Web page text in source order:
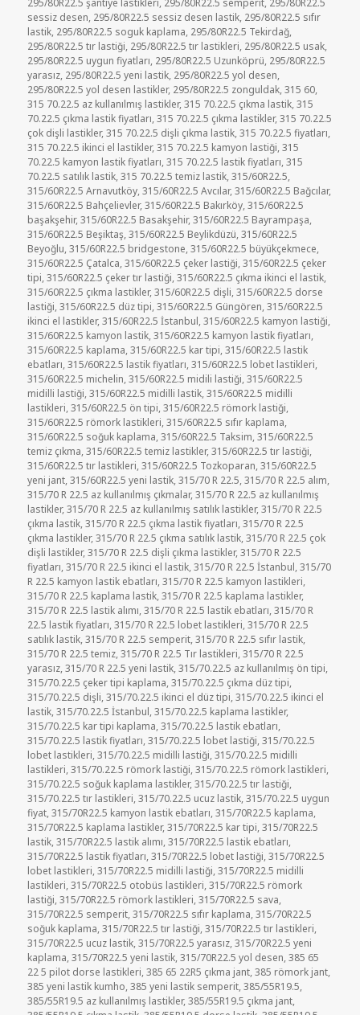
sessiz desen, 295/80R22.5 sessiz desen lastik, 295/80R22.5 sıfır
lastik, 295/80R22.5 soguk kaplama, 295/80R22.5 Tekirdağ,
295/80R22.5 tır lastiği, 295/80R22.5 tır lastikleri, 295/80R22.5 usak,
295/80R22.5 uygun fiyatları, 295/80R22.5 Uzunköprü, 295/80R22.5
yarasız, 295/80R22.5 yeni lastik, 295/80R22.5 yol desen,
295/80R22.5 yol desen lastikler, 295/80R22.5 zonguldak,315 60,
315 70.22.5 az kullanılmış lastikler,315 70.22.5 çıkma lastik,315
70.22.5 çıkma lastik fiyatları,315 70.22.5 çıkma lastikler,315 70.22.5
çok dişli lastikler,315 70.22.5 dişli çıkma lastik,315 70.22.5 fiyatları,
315 70.22.5 ikinci el lastikler,315 70.22.5 kamyon lastiği,315
70.22.5 kamyon lastik fiyatları,315 70.22.5 lastik fiyatları,315
70.22.5 satılık lastik,315 70.22.5 temiz lastik,315/60R22.5,
315/60R22.5 Arnavutköy,315/60R22.5 Avcılar,315/60R22.5 Bağcılar,
315/60R22.5 Bahçelievler,315/60R22.5 Bakırköy,315/60R22.5
başakşehir,315/60R22.5 Basakşehir,315/60R22.5 Bayrampaşa,
315/60R22.5 Beşiktaş,315/60R22.5 Beylikdüzü,315/60R22.5
Beyoğlu,315/60R22.5 bridgestone,315/60R22.5 büyükçekmece,
315/60R22.5 Çatalca,315/60R22.5 çeker lastiği,315/60R22.5 çeker
tipi,315/60R22.5 çeker tır lastiği,315/60R22.5 çıkma ikinci el lastik,
315/60R22.5 çıkma lastikler,315/60R22.5 dişli,315/60R22.5 dorse
lastiği,315/60R22.5 düz tipi,315/60R22.5 Güngören,315/60R22.5
ikinci el lastikler,315/60R22.5 İstanbul,315/60R22.5 kamyon lastiği,
315/60R22.5 kamyon lastik,315/60R22.5 kamyon lastik fiyatları,
315/60R22.5 kaplama,315/60R22.5 kar tipi,315/60R22.5 lastik
ebatları,315/60R22.5 lastik fiyatları,315/60R22.5 lobet lastikleri,
315/60R22.5 michelin,315/60R22.5 midili lastiği,315/60R22.5
midilli lastiği,315/60R22.5 midilli lastik,315/60R22.5 midilli
lastikleri,315/60R22.5 ön tipi,315/60R22.5 römork lastiği,
315/60R22.5 römork lastikleri,315/60R22.5 sıfır kaplama,
315/60R22.5 soğuk kaplama,315/60R22.5 Taksim,315/60R22.5
temiz çıkma,315/60R22.5 temiz lastikler,315/60R22.5 tır lastiği,
315/60R22.5 tır lastikleri,315/60R22.5 Tozkoparan,315/60R22.5
yeni jant,315/60R22.5 yeni lastik,315/70 R 22.5,315/70 R 22.5 alım,
315/70 R 22.5 az kullanılmış çıkmalar,315/70 R 22.5 az kullanılmış
lastikler,315/70 R 22.5 az kullanılmış satılık lastikler,315/70 R 22.5
çıkma lastik,315/70 R 22.5 çıkma lastik fiyatları,315/70 R 22.5
çıkma lastikler,315/70 R 22.5 çıkma satılık lastik,315/70 R 22.5 çok
dişli lastikler,315/70 R 22.5 dişli çıkma lastikler,315/70 R 22.5
fiyatları,315/70 R 22.5 ikinci el lastik,315/70 R 22.5 İstanbul,315/70
R 22.5 kamyon lastik ebatları,315/70 R 22.5 kamyon lastikleri,
315/70 R 22.5 kaplama lastik,315/70 R 22.5 kaplama lastikler,
315/70 R 22.5 lastik alımı,315/70 R 22.5 lastik ebatları,315/70 R
22.5 lastik fiyatları,315/70 R 22.5 lobet lastikleri,315/70 R 22.5
satılık lastik,315/70 R 22.5 semperit,315/70 R 22.5 sıfır lastik,
315/70 R 22.5 temiz,315/70 R 22.5 Tır lastikleri,315/70 R 22.5
yarasız,315/70 R 22.5 yeni lastik,315/70.22.5 az kullanılmış ön tipi,
315/70.22.5 çeker tipi kaplama,315/70.22.5 çıkma düz tipi,
315/70.22.5 dişli,315/70.22.5 ikinci el düz tipi,315/70.22.5 ikinci el
lastik,315/70.22.5 İstanbul,315/70.22.5 kaplama lastikler,
315/70.22.5 kar tipi kaplama,315/70.22.5 lastik ebatları,
315/70.22.5 lastik fiyatları,315/70.22.5 lobet lastiği,315/70.22.5
lobet lastikleri,315/70.22.5 midilli lastiği,315/70.22.5 midilli
lastikleri,315/70.22.5 römork lastiği,315/70.22.5 römork lastikleri,
315/70.22.5 soğuk kaplama lastikler,315/70.22.5 tır lastiği,
315/70.22.5 tır lastikleri,315/70.22.5 ucuz lastik,315/70.22.5 uygun
fiyat,315/70R22.5 kamyon lastik ebatları,315/70R22.5 kaplama,
315/70R22.5 kaplama lastikler,315/70R22.5 kar tipi,315/70R22.5
lastik,315/70R22.5 lastik alımı,315/70R22.5 lastik ebatları,
315/70R22.5 lastik fiyatları,315/70R22.5 lobet lastiği,315/70R22.5
lobet lastikleri,315/70R22.5 midilli lastiği,315/70R22.5 midilli
lastikleri,315/70R22.5 otobüs lastikleri,315/70R22.5 römork
lastiği,315/70R22.5 römork lastikleri,315/70R22.5 sava,
315/70R22.5 semperit,315/70R22.5 sıfır kaplama,315/70R22.5
soğuk kaplama,315/70R22.5 tır lastiği,315/70R22.5 tır lastikleri,
315/70R22.5 ucuz lastik,315/70R22.5 yarasız,315/70R22.5 yeni
kaplama,315/70R22.5 yeni lastik,315/70R22.5 yol desen,385 65
22 5 pilot dorse lastikleri,385 65 22R5 çıkma jant,385 römork jant,
385 yeni lastik kumho,385 yeni lastik semperit,385/55R19.5,
385/55R19.5 az kullanılmış lastikler,385/55R19.5 çıkma jant,